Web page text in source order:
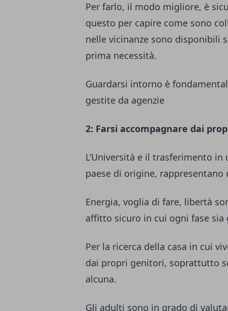
Per farlo, il modo migliore, è
questo per capire come sono
nelle vicinanze sono disponibili
prima necessità.
Guardarsi intorno è
gestite da agenzie
2: Farsi accompagnare dai
L’Università e il trasferimento
paese di origine,
Energia, voglia di fare, libertà
affitto sicuro in cui ogni fase
Per la ricerca della casa in cui
dai propri genitori, soprattutto
alcuna.
Gli adulti sono in grado di